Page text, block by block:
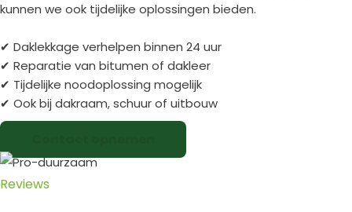
kunnen we ook tijdelijke oplossingen bieden.
✔ Daklekkage verhelpen binnen 24 uur
✔ Reparatie van bitumen of dakleer
✔ Tijdelijke noodoplossing mogelijk
✔ Ook bij dakraam, schuur of uitbouw
Reviews